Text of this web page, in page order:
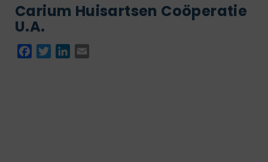
Carium Huisartsen Coöperatie
U.A.
Facebook
TwitterLinkedIn